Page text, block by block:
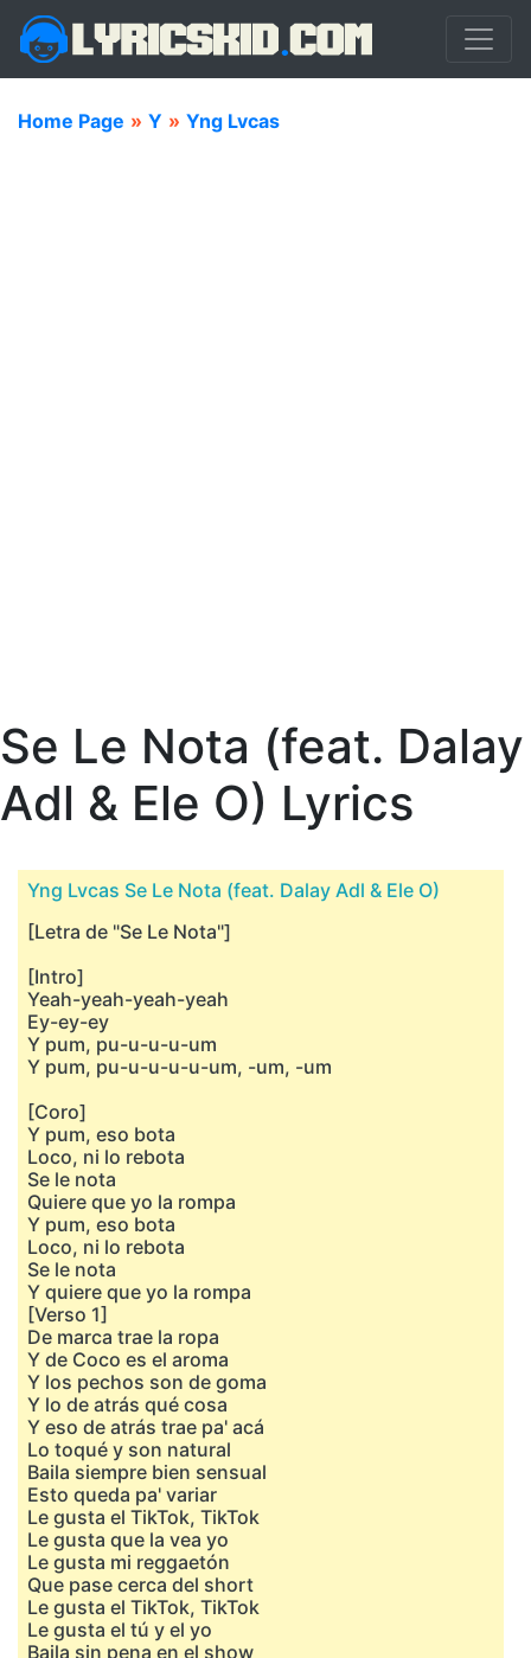
Home Page » Y » Yng Lvcas
Se Le Nota (feat. Dalay
Adl & Ele O) Lyrics
Yng Lvcas Se Le Nota (feat. Dalay Adl & Ele O)
[Letra de "Se Le Nota"]
[Intro]
Yeah-yeah-yeah-yeah
Ey-ey-ey
Y pum, pu-u-u-u-um
Y pum, pu-u-u-u-u-um, -um, -um
[Coro]
Y pum, eso bota
Loco, ni lo rebota
Se le nota
Quiere que yo la rompa
Y pum, eso bota
Loco, ni lo rebota
Se le nota
Y quiere que yo la rompa
[Verso 1]
De marca trae la ropa
Y de Coco es el aroma
Y los pechos son de goma
Y lo de atrás qué cosa
Y eso de atrás trae pa' acá
Lo toqué y son natural
Baila siempre bien sensual
Esto queda pa' variar
Le gusta el TikTok, TikTok
Le gusta que la vea yo
Le gusta mi rеggaetón
Que pase cеrca del short
Le gusta el TikTok, TikTok
Le gusta el tú y el yo
Baila sin pena en el show